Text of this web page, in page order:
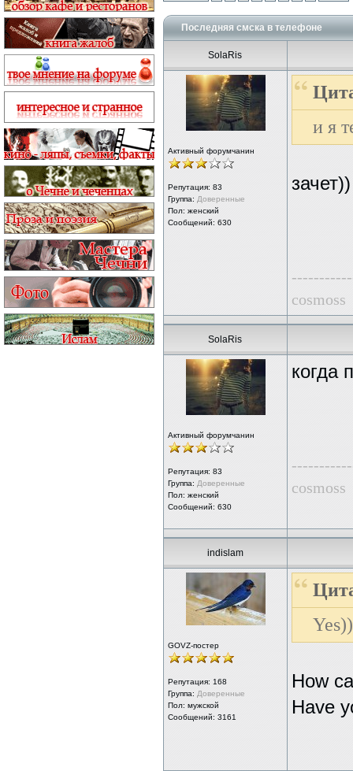
Последняя смска в телефоне
SolaRis
Активный форумчанин
Репутация: 83
Группа: Доверенные
Пол: женский
Сообщений: 630
и я
зачет))
cosmoss
SolaRis
Активный форумчанин
Репутация: 83
Группа: Доверенные
Пол: женский
Сообщений: 630
когда
cosmoss
indislam
GOVZ-постер
Репутация: 168
Группа: Доверенные
Пол: мужской
Сообщений: 3161
How
Have